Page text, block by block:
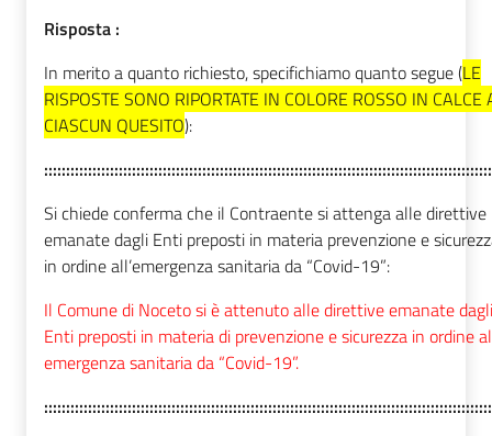
Risposta :
In merito a quanto richiesto, specifichiamo quanto segue (LE
RISPOSTE SONO RIPORTATE IN COLORE ROSSO IN CALCE
CIASCUN QUESITO):
Si chiede conferma che il Contraente si attenga alle direttive
emanate dagli Enti preposti in materia prevenzione e
in ordine all’emergenza sanitaria da “Covid-19”:
Il Comune di Noceto si è attenuto alle direttive emanate dagli
Enti preposti in materia di prevenzione e sicurezza in ordine
emergenza sanitaria da “Covid-19”.